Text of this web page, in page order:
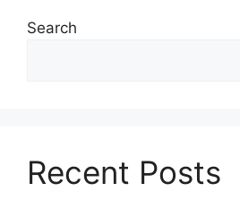
Search
Recent Posts